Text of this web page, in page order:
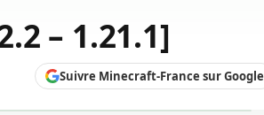
– 1.21.1]
Suivre Minecraft-France sur Google